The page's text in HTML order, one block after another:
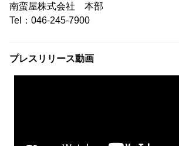
南蛮屋株式会社 本部
Tel：046-245-7900
プレスリリース動画